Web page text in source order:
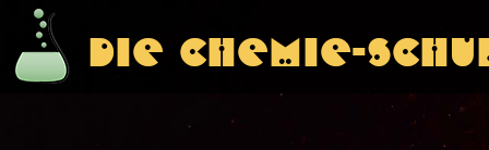
Die Chemie-
Die Chemie-